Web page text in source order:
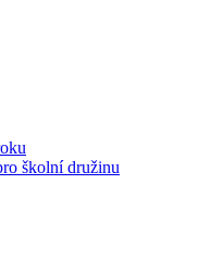
školní družinu